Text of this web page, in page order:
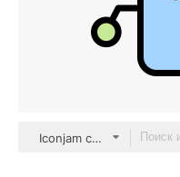
Iconjam color lineal-color